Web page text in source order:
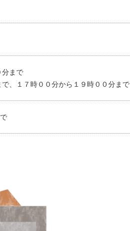
分まで
、１７時００分から１９時００分まで